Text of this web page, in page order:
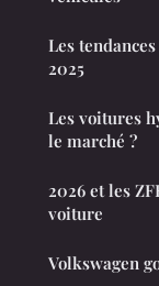
Les
2025
Les voitures
le marché ?
2026 et les
voiture
Volkswagen